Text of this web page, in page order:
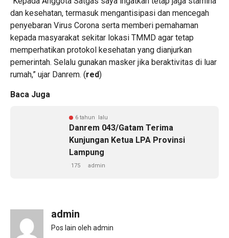
dan kesehatan, termasuk mengantisipasi dan mencegah
penyebaran Virus Corona serta memberi pemahaman
kepada masyarakat sekitar lokasi TMMD agar tetap
memperhatikan protokol kesehatan yang dianjurkan
pemerintah. Selalu gunakan masker jika beraktivitas di luar
rumah,” ujar Danrem. (red)
Baca Juga
6 tahun lalu
Danrem 043/Gatam Terima
Kunjungan Ketua LPA Provinsi
Lampung
175 admin
admin
Pos lain oleh admin